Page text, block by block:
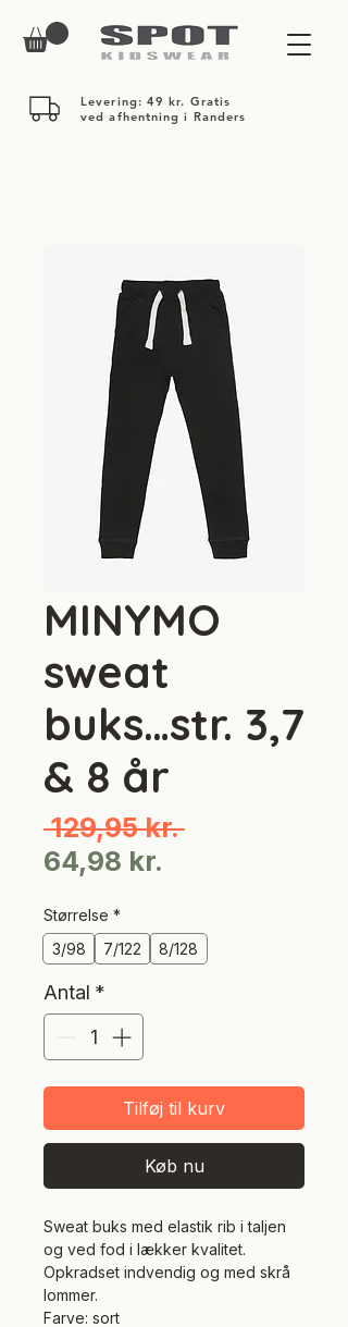
Levering: 49 kr. Gratis
ved afhentning i Randers
MINYMO
sweat
buks…str. 3,7
& 8 år
129,95 kr. Regulær
64,98 kr.
Størrelse *
3/98
7/122 8/128
Antal *
Tilføj til kurv
Køb nu
Sweat buks med elastik rib i taljen
og ved fod i lækker kvalitet.
Opkradset indvendig og med skrå
lommer.
Farve: sort